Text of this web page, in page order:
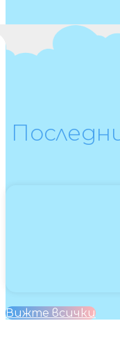
Вижте всички